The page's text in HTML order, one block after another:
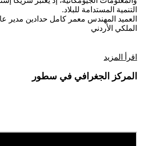
التنمية المستدامة للبلاد.
العميد المهندس معمر كامل حدادين مدير
الملكي الأردني
اقرأ المزيد
المركز الجغرافي في سطور